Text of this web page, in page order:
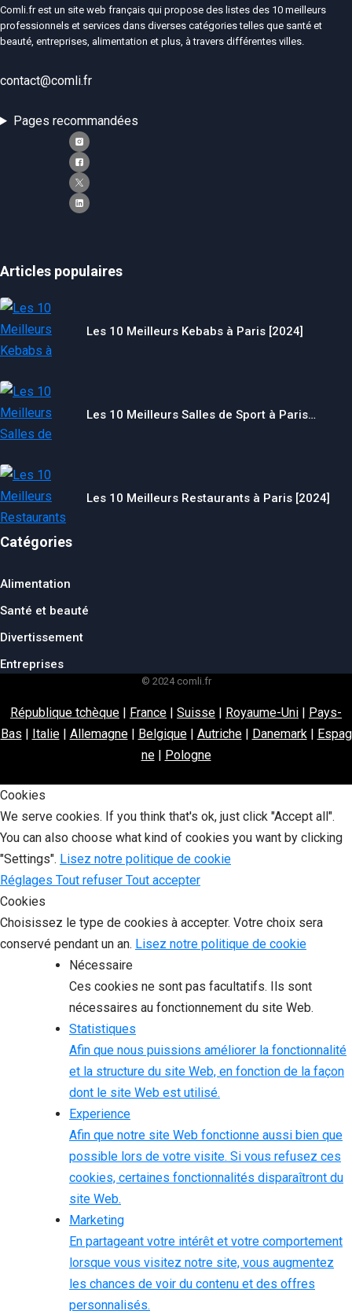
Comli.fr est un site web français qui propose des listes des 10 meilleurs
professionnels et services dans diverses catégories telles que santé et
beauté, entreprises, alimentation et plus, à travers différentes villes.
contact@comli.fr
Pages recommandées
Articles populaires
Les 10 Meilleurs Kebabs à Paris [2024]
Les 10 Meilleurs Salles de Sport à Paris…
Les 10 Meilleurs Restaurants à Paris [2024]
Catégories
Alimentation
Santé et beauté
Divertissement
Entreprises
© 2024 comli.fr
République tchèque | France | Suisse | Royaume-Uni | Pays-
Bas | Italie| Allemagne| Belgique| Autriche| Danemark| Espag
ne| Pologne
Cookies
We serve cookies. If you think that's ok, just click "Accept all".
You can also choose what kind of cookies you want by clicking
"Settings". Lisez notre politique de cookie
Réglages Tout refuser Tout accepter
Cookies
Choisissez le type de cookies à accepter. Votre choix sera
conservé pendant un an. Lisez notre politique de cookie
Nécessaire
Ces cookies ne sont pas facultatifs. Ils sont
nécessaires au fonctionnement du site Web.
Statistiques
Afin que nous puissions améliorer la fonctionnalité
et la structure du site Web, en fonction de la façon
dont le site Web est utilisé.
Experience
Afin que notre site Web fonctionne aussi bien que
possible lors de votre visite. Si vous refusez ces
cookies, certaines fonctionnalités disparaîtront du
site Web.
Marketing
En partageant votre intérêt et votre comportement
lorsque vous visitez notre site, vous augmentez
les chances de voir du contenu et des offres
personnalisés.